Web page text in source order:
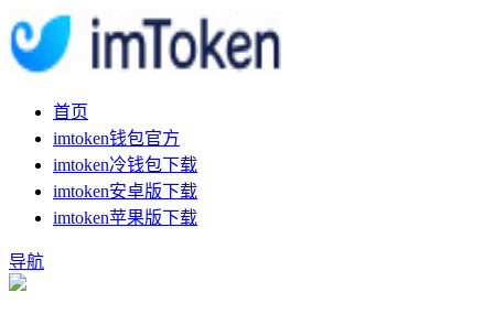
首页
imtoken钱包官方
imtoken冷钱包下载
imtoken安卓版下载
imtoken苹果版下载
导航